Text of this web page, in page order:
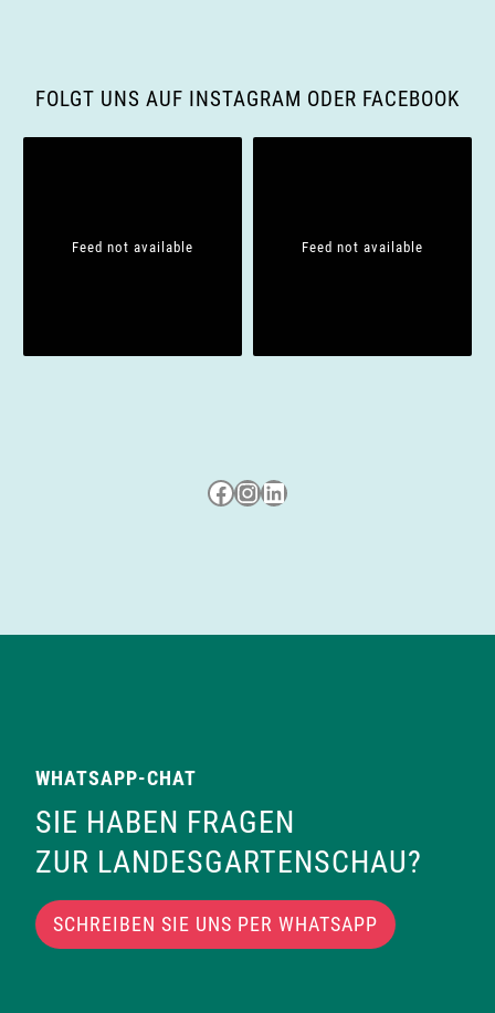
a
FOLGT UNS AUF INSTAGRAM ODER FACEBOOK
Feed not available Feed not available
Besuche uns auf Facebook
Besuche uns auf Instagram
LinkedIn
WHATSAPP-CHAT
SIE HABEN FRAGEN
ZUR LANDESGARTENSCHAU?
SCHREIBEN SIE UNS PER WHATSAPP